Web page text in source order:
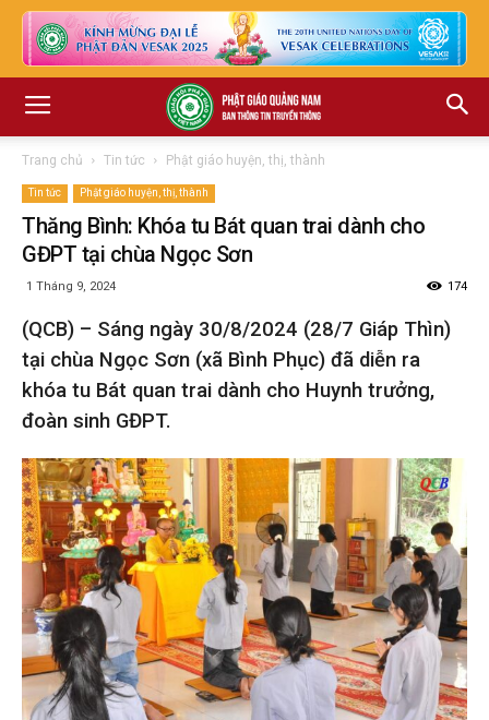
Trang chủ Tin tức Phật giáo huyện, thị, thành
Tin tức Phật giáo huyện, thị, thành
Thăng Bình: Khóa tu Bát quan trai dành cho
GĐPT tại chùa Ngọc Sơn
1 Tháng 9, 2024 174
(QCB) – Sáng ngày 30/8/2024 (28/7 Giáp Thìn)
tại chùa Ngọc Sơn (xã Bình Phục) đã diễn ra
khóa tu Bát quan trai dành cho Huynh trưởng,
đoàn sinh GĐPT.